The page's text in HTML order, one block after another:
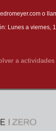
o
Lunes a viernes,
a